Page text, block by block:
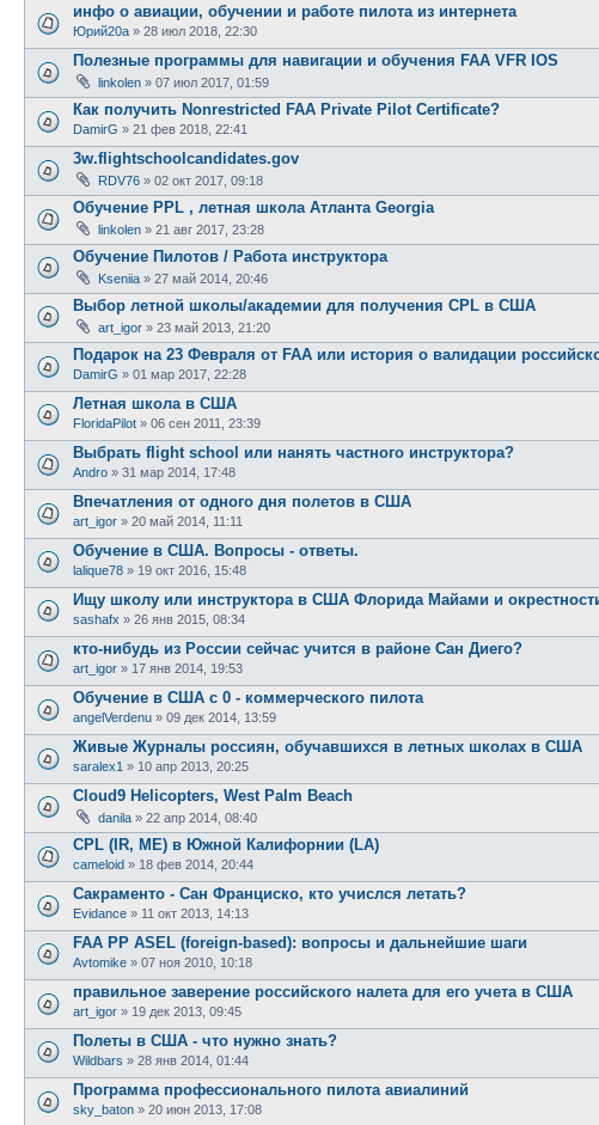
инфо о авиации, обучении и работе пилота из интернета
Юрий20а » 28 июл 2018, 22:30
Полезные программы для навигации и обучения FAA VFR IOS
linkolen » 07 июл 2017, 01:59
Как получить Nonrestricted FAA Private Pilot Certificate?
DamirG » 21 фев 2018, 22:41
3w.flightschoolcandidates.gov
RDV76 » 02 окт 2017, 09:18
Обучение PPL , летная школа Атланта Georgia
linkolen » 21 авг 2017, 23:28
Обучение Пилотов / Работа инструктора
Kseniia » 27 май 2014, 20:46
Выбор летной школы/академии для получения CPL в США
art_igor » 23 май 2013, 21:20
Подарок на 23 Февраля от FAA или история о валидации
DamirG » 01 мар 2017, 22:28
Летная школа в США
FloridaPilot » 06 сен 2011, 23:39
Выбрать flight school или нанять частного инструктора?
Andro » 31 мар 2014, 17:48
Впечатления от одного дня полетов в США
art_igor » 20 май 2014, 11:11
Обучение в США. Вопросы - ответы.
lalique78 » 19 окт 2016, 15:48
Ищу школу или инструктора в США Флорида Майами и
sashafx » 26 янв 2015, 08:34
кто-нибудь из России сейчас учится в районе Сан Диего?
art_igor » 17 янв 2014, 19:53
Обучение в США с 0 - коммерческого пилота
angelVerdenu » 09 дек 2014, 13:59
Живые Журналы россиян, обучавшихся в летных школах в США
saralex1 » 10 апр 2013, 20:25
Cloud9 Helicopters, West Palm Beach
danila » 22 апр 2014, 08:40
CPL (IR, ME) в Южной Калифорнии (LA)
cameloid » 18 фев 2014, 20:44
Сакраменто - Сан Франциско, кто учислся летать?
Evidance » 11 окт 2013, 14:13
FAA PP ASEL (foreign-based): вопросы и дальнейшие шаги
Avtomike » 07 ноя 2010, 10:18
правильное заверение российского налета для его учета в США
art_igor » 19 дек 2013, 09:45
Полеты в США - что нужно знать?
Wildbars » 28 янв 2014, 01:44
Программа профессионального пилота авиалиний
sky_baton » 20 июн 2013, 17:08